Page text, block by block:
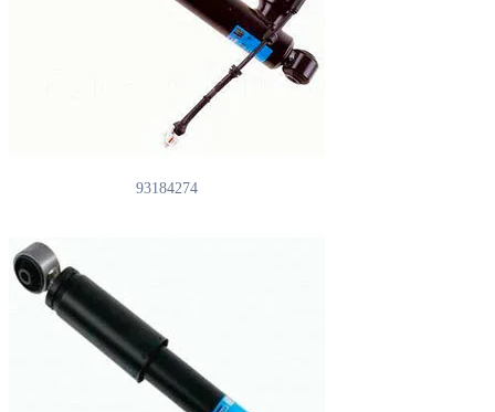
93184274